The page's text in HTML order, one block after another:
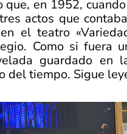
en 1952,
actos que
el teatro
Como si fuera
guardado en
del tiempo. Sigue